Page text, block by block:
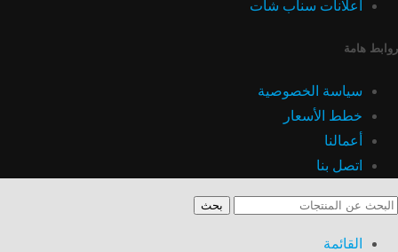
اعلانات سناب شات
روابط هامة
سياسة الخصوصية
خطط الأسعار
أعمالنا
اتصل بنا
بحث
القائمة